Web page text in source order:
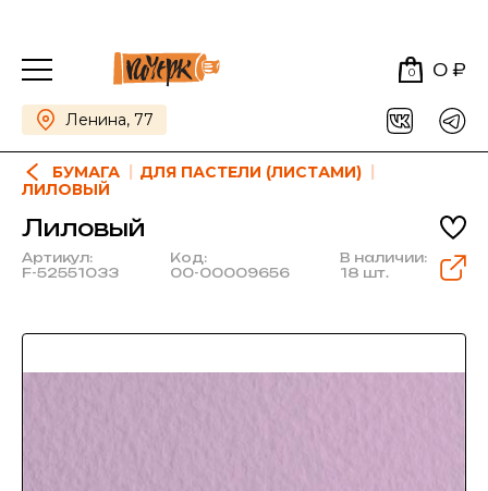
0 0 ₽
Ленина, 77
БУМАГА
ДЛЯ ПАСТЕЛИ (ЛИСТАМИ)
ЛИЛОВЫЙ
Лиловый
Артикул:
F-52551033
Код:
00-00009656
В наличии:
18 шт.